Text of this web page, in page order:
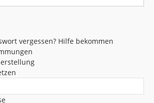
vergessen? Hilfe bekommen